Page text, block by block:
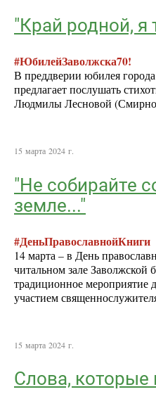
"Край родной, я
#ЮбилейЗаволжска70!
В преддверии юбилея
предлагает послушать
Людмилы Лесновой
15 марта 2024 г.
"Не собирайте
земле..."
#ДеньПравославнойКниги
14 марта – в День
читальном зале Заволжской
традиционное мероприятие
участием
15 марта 2024 г.
Слова, которые